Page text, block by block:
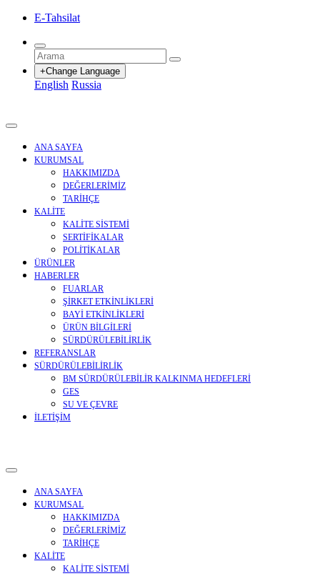
E-Tahsilat
+Change Language
English Russia
ANA SAYFA
KURUMSAL
HAKKIMIZDA
DEĞERLERİMİZ
TARİHÇE
KALİTE
KALİTE SİSTEMİ
SERTİFİKALAR
POLİTİKALAR
ÜRÜNLER
HABERLER
FUARLAR
ŞİRKET ETKİNLİKLERİ
BAYİ ETKİNLİKLERİ
ÜRÜN BİLGİLERİ
SÜRDÜRÜLEBİLİRLİK
REFERANSLAR
SÜRDÜRÜLEBİLİRLİK
BM SÜRDÜRÜLEBİLİR KALKINMA HEDEFLERİ
GES
SU VE ÇEVRE
İLETİŞİM
ANA SAYFA
KURUMSAL
HAKKIMIZDA
DEĞERLERİMİZ
TARİHÇE
KALİTE
KALİTE SİSTEMİ